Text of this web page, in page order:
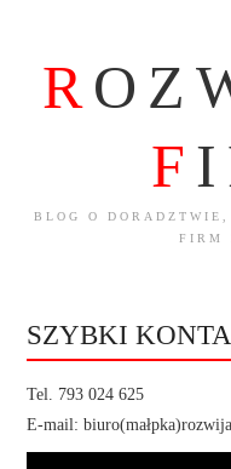
R
F
BLOG O
FIRM
SZYBKI
Tel. 793 024 625
E-mail: